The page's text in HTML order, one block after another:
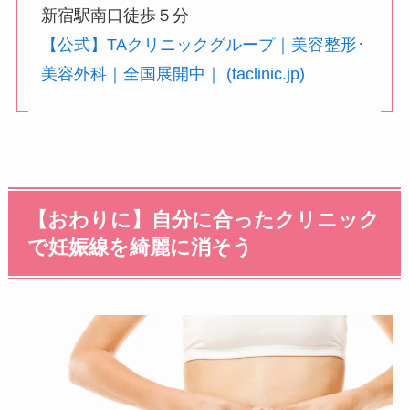
新宿駅南口徒歩５分
【公式】TAクリニックグループ｜美容整形･
美容外科｜全国展開中｜ (taclinic.jp)
【おわりに】自分に合ったクリニック
で妊娠線を綺麗に消そう